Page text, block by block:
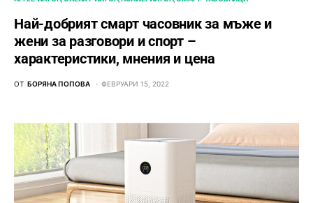
Най-добрият смарт часовник за мъже и
жени за разговори и спорт –
характеристики, мнения и цена
ОТ БОРЯНА ПОПОВА ФЕВРУАРИ 15, 2022